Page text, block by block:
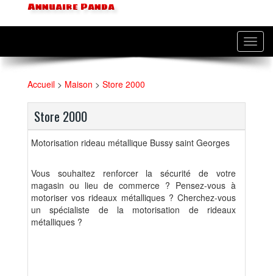
Annuaire Panda
Accueil > Maison > Store 2000
Store 2000
Motorisation rideau métallique Bussy saint Georges
Vous souhaitez renforcer la sécurité de votre
magasin ou lieu de commerce ? Pensez-vous à
motoriser vos rideaux métalliques ? Cherchez-vous
un spécialiste de la motorisation de rideaux
métalliques ?